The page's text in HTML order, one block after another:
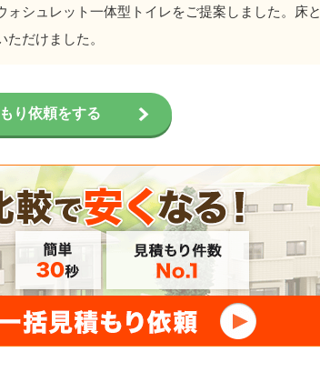
シュレット一体型トイレをご提案しました。床と
だけました。
り依頼をする